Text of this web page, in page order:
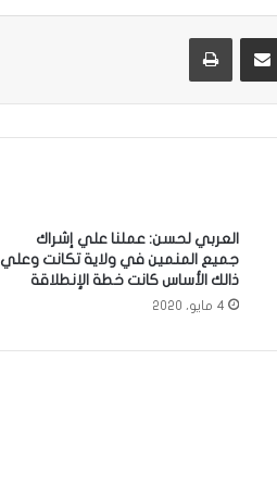
مشاركة عبر البريد طباعة
العربي لحسن: عملنا علي إشراك
جميع المنمين في ولاية تكانت وعلي
ذالك الأساس كانت خطة الإنطلاقة
4 مايو، 2020